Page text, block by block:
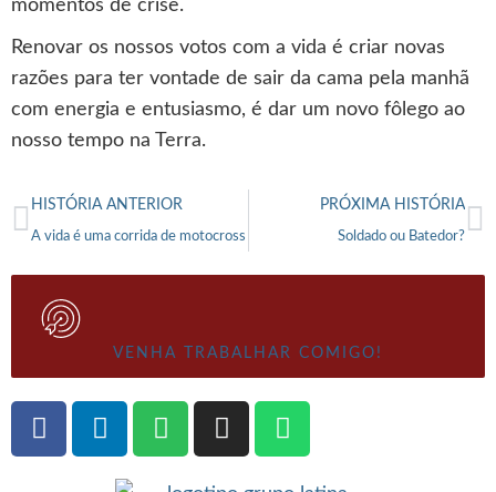
momentos de crise.
Renovar os nossos votos com a vida é criar novas
razões para ter vontade de sair da cama pela manhã
com energia e entusiasmo, é dar um novo fôlego ao
nosso tempo na Terra.
HISTÓRIA ANTERIOR
A vida é uma corrida de motocross
PRÓXIMA HISTÓRIA
Soldado ou Batedor?
VENHA TRABALHAR COMIGO!